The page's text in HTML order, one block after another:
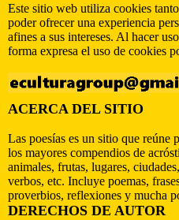
Este sitio web utiliza cookies
poder ofrecer una experiencia
afines a sus intereses. Al hacer
forma expresa el uso de cookies
ACERCA DEL SITIO
Las poesías es un sitio que reúne
los mayores compendios de
animales, frutas, lugares,
verbos, etc. Incluye poemas,
proverbios, reflexiones y mucha
DERECHOS DE AUTOR